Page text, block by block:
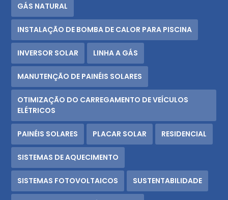
GÁS NATURAL
INSTALAÇÃO DE BOMBA DE CALOR PARA PISCINA
INVERSOR SOLAR LINHA A GÁS
MANUTENÇÃO DE PAINÉIS SOLARES
OTIMIZAÇÃO DO CARREGAMENTO DE VEÍCULOS
ELÉTRICOS
PAINÉIS SOLARES PLACAR SOLAR RESIDENCIAL
SISTEMAS DE AQUECIMENTO
SISTEMAS FOTOVOLTAICOS SUSTENTABILIDADE